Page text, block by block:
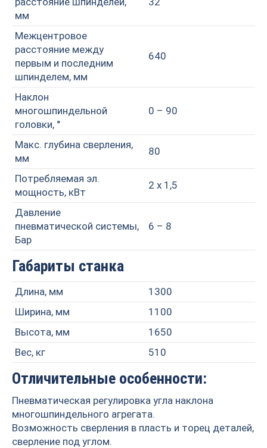
мм
Межцентровое
расстояние между
первым и последним
шпинделем, мм
640
Наклон
многошпиндельной
головки, °
0 – 90
Макс. глубина сверления,
мм
80
Потребляемая эл.
мощность, кВт
2 х 1,5
Давление
пневматической системы,
Бар
6 – 8
Габариты станка
Длина, мм
1300
Ширина, мм
1100
Высота, мм
1650
Вес, кг
510
Отличительные особенности:
Пневматическая регулировка угла наклона
многошпиндельного агрегата.
Возможность сверления в пласть и торец деталей,
сверление под углом.